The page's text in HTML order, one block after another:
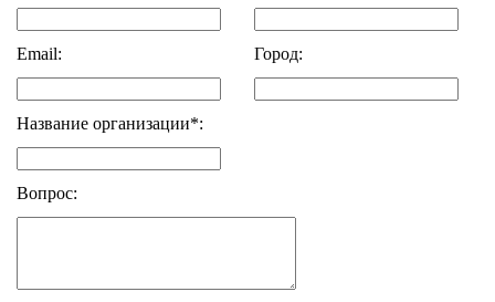
Email: Город:
Название организации*:
Вопрос: